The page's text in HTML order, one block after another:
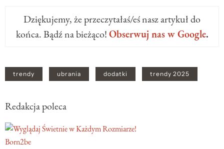
Dziękujemy, że przeczytałaś/eś nasz artykuł do
końca. Bądź na bieżąco!Obserwuj nas w Google.
trendy ubrania dodatki trendy 2025
Redakcja poleca
Born2be